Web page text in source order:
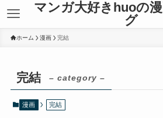
マンガ大好きhuoの
グ
ホーム 漫画 完結
完結 – category –
漫画 完結